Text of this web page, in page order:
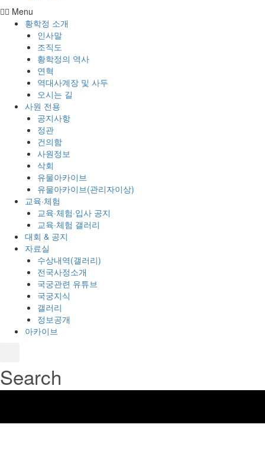
Menu
황학정 소개
인사말
조직도
황학정의 역사
연혁
역대사계장 및 사두
오시는 길
사원 전용
공지사항
정관
건의함
사원정보
삭회
유물아카이브
유물아카이브(관리자이상)
교육·체험
교육·체험·입사 공지
교육·체험 갤러리
대회 & 공지
자료실
수상내역(갤러리)
전국사정소개
국궁관련 유튜브
국궁지식
갤러리
정보공개
아카이브
Search